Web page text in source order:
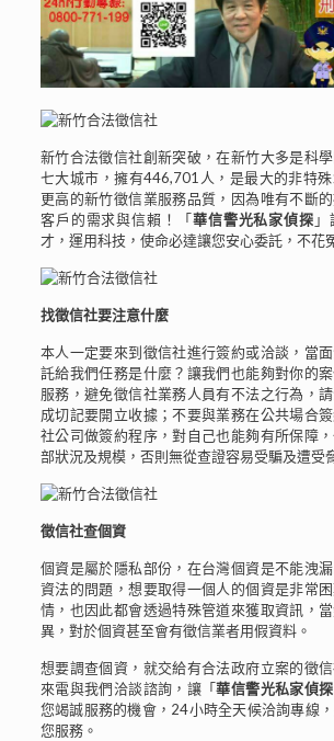
新竹合法徵信社創新突破，在新竹大多是科
七大城市，擁有446,701人，是最大的非特
更高的新竹徵信業服務品質，因為唯有不斷
客戶的需求與信賴！「華信警光私家偵探
才，運用科技，使命必達讓您安心委託，不花
找徵信社要注意什麼
本人一定要來到徵信社進行簽約或洽談，當
託給我們任務是什麼？讓我們也能夠對你的
服務，避免徵信社業務人員有不法之行為，
成切記要開立收據；不要與業務在公共場合
社公司做簽約程序，對自己也能夠有所保障
部狀況及規模，否則無從查證容易受騙及遭受
徵信社查個資
個資是屬於隱私部份，在台灣個資是不能洩
資法的問題，想要取得一個人的個資是非常
情，也因此都會透過特殊管道來獲取資訊，
異，對於個資甚至會有徵信業者用假資料。
想要調查個資，就交給有合法政府立案的徵
來電與我們洽談諮詢，讓「華信警光私家偵探
您竭誠服務的機會，24小時全天候洽詢專線
您服務。